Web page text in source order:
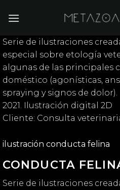
ilustración conducta felina
CONDUCTA
Serie de ilustraciones
Serie de ilustraciones
especial sobre etología
algunas de las principales
doméstico (agonísticas,
spraying y signos de dolor).
2021. Ilustración digital 2D
Cliente: Consulta